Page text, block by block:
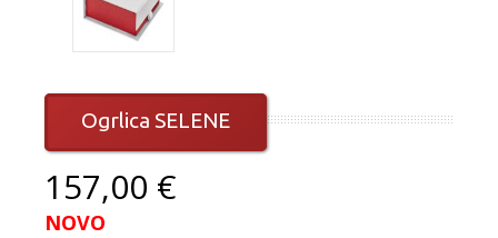
Ogrlica SELENE
157,00 €
NOVO